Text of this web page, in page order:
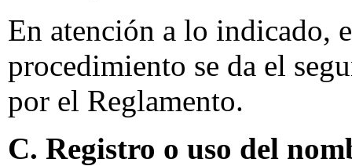
En atención a lo indicado,
procedimiento se da el
por el Reglamento.
C. Registro o uso del